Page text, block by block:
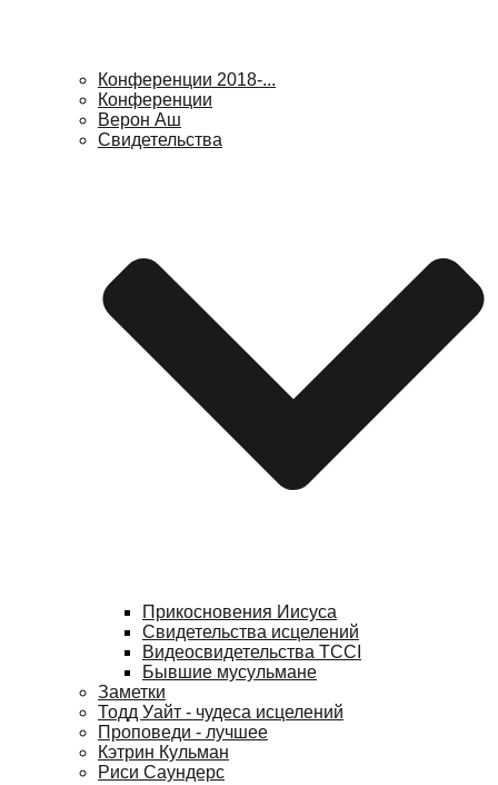
Конференции 2018-...
Конференции
Верон Аш
Свидетельства
Прикосновения Иисуса
Свидетельства исцелений
Видеосвидетельства TCCI
Бывшие мусульмане
Заметки
Тодд Уайт - чудеса исцелений
Проповеди - лучшее
Кэтрин Кульман
Риси Саундерс